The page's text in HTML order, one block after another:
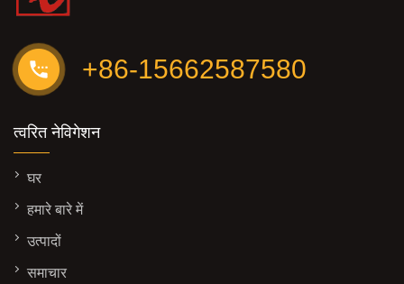
+86-15662587580
त्वरित नेविगेशन
घर
हमारे बारे में
उत्पादों
समाचार